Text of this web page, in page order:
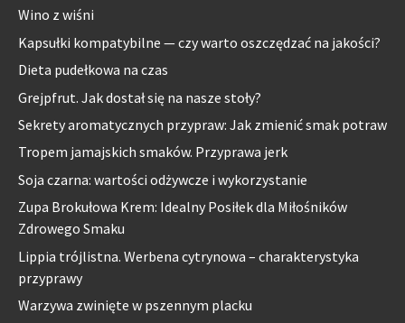
Wino z wiśni
Kapsułki kompatybilne — czy warto oszczędzać na jakości?
Dieta pudełkowa na czas
Grejpfrut. Jak dostał się na nasze stoły?
Sekrety aromatycznych przypraw: Jak zmienić smak potraw
Tropem jamajskich smaków. Przyprawa jerk
Soja czarna: wartości odżywcze i wykorzystanie
Zupa Brokułowa Krem: Idealny Posiłek dla Miłośników
Zdrowego Smaku
Lippia trójlistna. Werbena cytrynowa – charakterystyka
przyprawy
Warzywa zwinięte w pszennym placku